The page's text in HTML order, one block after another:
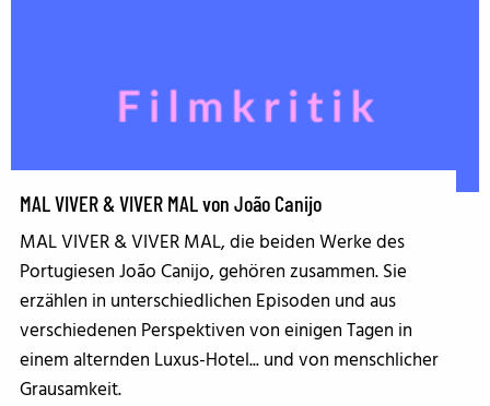
MAL VIVER & VIVER MAL von João Canijo
MAL VIVER & VIVER MAL, die beiden Werke des
Portugiesen João Canijo, gehören zusammen. Sie
erzählen in unterschiedlichen Episoden und aus
verschiedenen Perspektiven von einigen Tagen in
einem alternden Luxus-Hotel... und von menschlicher
Grausamkeit.